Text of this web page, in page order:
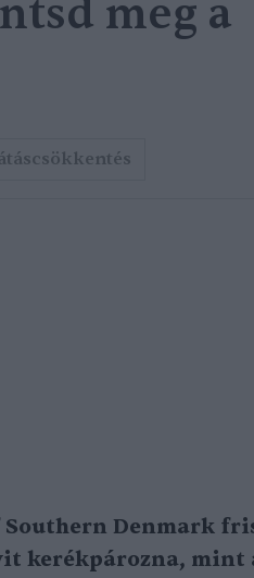
meg a
Denmark
kerékpározna, mint